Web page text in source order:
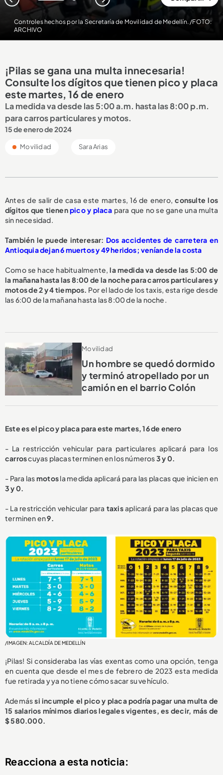
Controles hechos por la Secretaría de Movilidad de Medellín. /FOTO:
ARCHIVO
¡Pilas se gana una multa innecesaria!
Consulte los dígitos que tienen pico y placa
este martes, 16 de enero
La medida va desde las 5:00 a.m. hasta las 8:00 p.m.
para carros particulares y motos.
15 de enero de 2024
Movilidad Sara Arias
Antes de salir de casa este martes, 16 de enero,consulte los
dígitos que tienenpico y placa para que no se gane una multa
sin necesidad.
También le puede interesar: Dos accidentes de carretera en
Antioquia dejan 6 muertos y 49 heridos; venían de la costa
Como se hace habitualmente,la medida va desde las 5:00 de
la mañana hasta las 8:00 de la noche para carros particulares y
motos de 2 y 4 tiempos. Por el lado de los taxis, esta rige desde
las 6:00 de la mañana hasta las 8:00 de la noche.
Movilidad
Un hombre se quedó dormido
y terminó atropellado por un
camión en el barrio Colón
Este es el pico y placa para este martes, 16 de enero
- La restricción vehicular para particulares aplicará para los
carroscuyas placas terminen en los números3 y 0.
- Para lasmotosla medida aplicará para las placas que inicien en
3 y 0.
- La restricción vehicular para taxisaplicará para las placas que
terminen en9.
/IMAGEN: ALCALDÍA DE MEDELLÍN
¡Pilas! Si consideraba las vías exentas como una opción, tenga
en cuenta que desde el mes de febrero de 2023 esta medida
fue retirada y ya no tiene cómo sacar su vehículo.
Ademássi incumple el pico y placa podría pagar una multa de
15 salarios mínimos diarios legales vigentes, es decir, más de
$ 580.000.
Reacciona a esta noticia: